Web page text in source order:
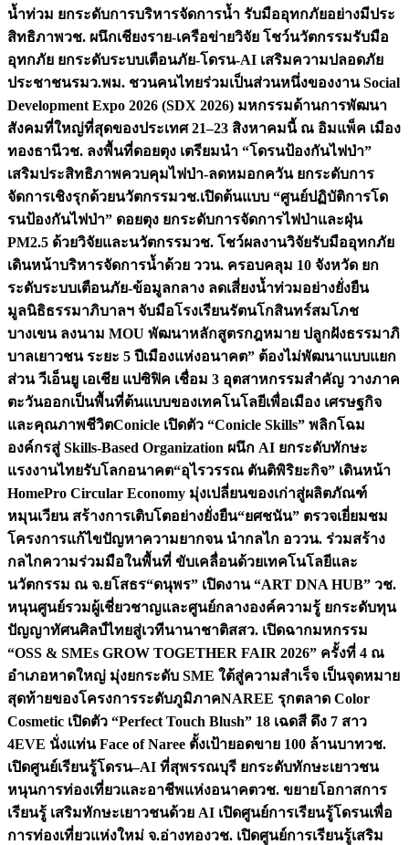
น้ำท่วม ยกระดับการบริหารจัดการน้ำ รับมืออุทกภัยอย่างมีประ
สิทธิภาพวช. ผนึกเชียงราย-เครือข่ายวิจัย โชว์นวัตกรรมรับมือ
อุทกภัย ยกระดับระบบเตือนภัย-โดรน-AI เสริมความปลอดภัย
ประชาชนรมว.พม. ชวนคนไทยร่วมเป็นส่วนหนึ่งของงาน Social
Development Expo 2026 (SDX 2026) มหกรรมด้านการพัฒนา
สังคมที่ใหญ่ที่สุดของประเทศ 21–23 สิงหาคมนี้ ณ อิมแพ็ค เมือง
ทองธานีวช. ลงพื้นที่ดอยตุง เตรียมนำ “โดรนป้องกันไฟป่า”
เสริมประสิทธิภาพควบคุมไฟป่า-ลดหมอกควัน ยกระดับการ
จัดการเชิงรุกด้วยนวัตกรรมวช.เปิดต้นแบบ “ศูนย์ปฏิบัติการโด
รนป้องกันไฟป่า” ดอยตุง ยกระดับการจัดการไฟป่าและฝุ่น
PM2.5 ด้วยวิจัยและนวัตกรรมวช. โชว์ผลงานวิจัยรับมืออุทกภัย
เดินหน้าบริหารจัดการน้ำด้วย ววน. ครอบคลุม 10 จังหวัด ยก
ระดับระบบเตือนภัย-ข้อมูลกลาง ลดเสี่ยงน้ำท่วมอย่างยั่งยืน
มูลนิธิธรรมาภิบาลฯ จับมือโรงเรียนรัตนโกสินทร์สมโภช
บางเขน ลงนาม MOU พัฒนาหลักสูตรกฎหมาย ปลูกฝังธรรมาภิ
บาลเยาวชน ระยะ 5 ปีเมืองแห่งอนาคต” ต้องไม่พัฒนาแบบแยก
ส่วน วีเอ็นยู เอเชีย แปซิฟิค เชื่อม 3 อุตสาหกรรมสำคัญ วางภาค
ตะวันออกเป็นพื้นที่ต้นแบบของเทคโนโลยีเพื่อเมือง เศรษฐกิจ
และคุณภาพชีวิตConicle เปิดตัว “Conicle Skills” พลิกโฉม
องค์กรสู่ Skills-Based Organization ผนึก AI ยกระดับทักษะ
แรงงานไทยรับโลกอนาคต“อุไรวรรณ ตันติพิริยะกิจ” เดินหน้า
HomePro Circular Economy มุ่งเปลี่ยนของเก่าสู่ผลิตภัณฑ์
หมุนเวียน สร้างการเติบโตอย่างยั่งยืน“ยศชนัน” ตรวจเยี่ยมชม
โครงการแก้ไขปัญหาความยากจน นำกลไก อววน. ร่วมสร้าง
กลไกความร่วมมือในพื้นที่ ขับเคลื่อนด้วยเทคโนโลยีและ
นวัตกรรม ณ จ.ยโสธร“ดนุพร” เปิดงาน “ART DNA HUB” วช.
หนุนศูนย์รวมผู้เชี่ยวชาญและศูนย์กลางองค์ความรู้ ยกระดับทุน
ปัญญาทัศนศิลป์ไทยสู่เวทีนานาชาติสสว. เปิดฉากมหกรรม
“OSS & SMEs GROW TOGETHER FAIR 2026” ครั้งที่ 4 ณ
อำเภอหาดใหญ่ มุ่งยกระดับ SME ใต้สู่ความสำเร็จ เป็นจุดหมาย
สุดท้ายของโครงการระดับภูมิภาคNAREE รุกตลาด Color
Cosmetic เปิดตัว “Perfect Touch Blush” 18 เฉดสี ดึง 7 สาว
4EVE นั่งแท่น Face of Naree ตั้งเป้ายอดขาย 100 ล้านบาทวช.
เปิดศูนย์เรียนรู้โดรน–AI ที่สุพรรณบุรี ยกระดับทักษะเยาวชน
หนุนการท่องเที่ยวและอาชีพแห่งอนาคตวช. ขยายโอกาสการ
เรียนรู้ เสริมทักษะเยาวชนด้วย AI เปิดศูนย์การเรียนรู้โดรนเพื่อ
การท่องเที่ยวแห่งใหม่ จ.อ่างทองวช. เปิดศูนย์การเรียนรู้เสริม